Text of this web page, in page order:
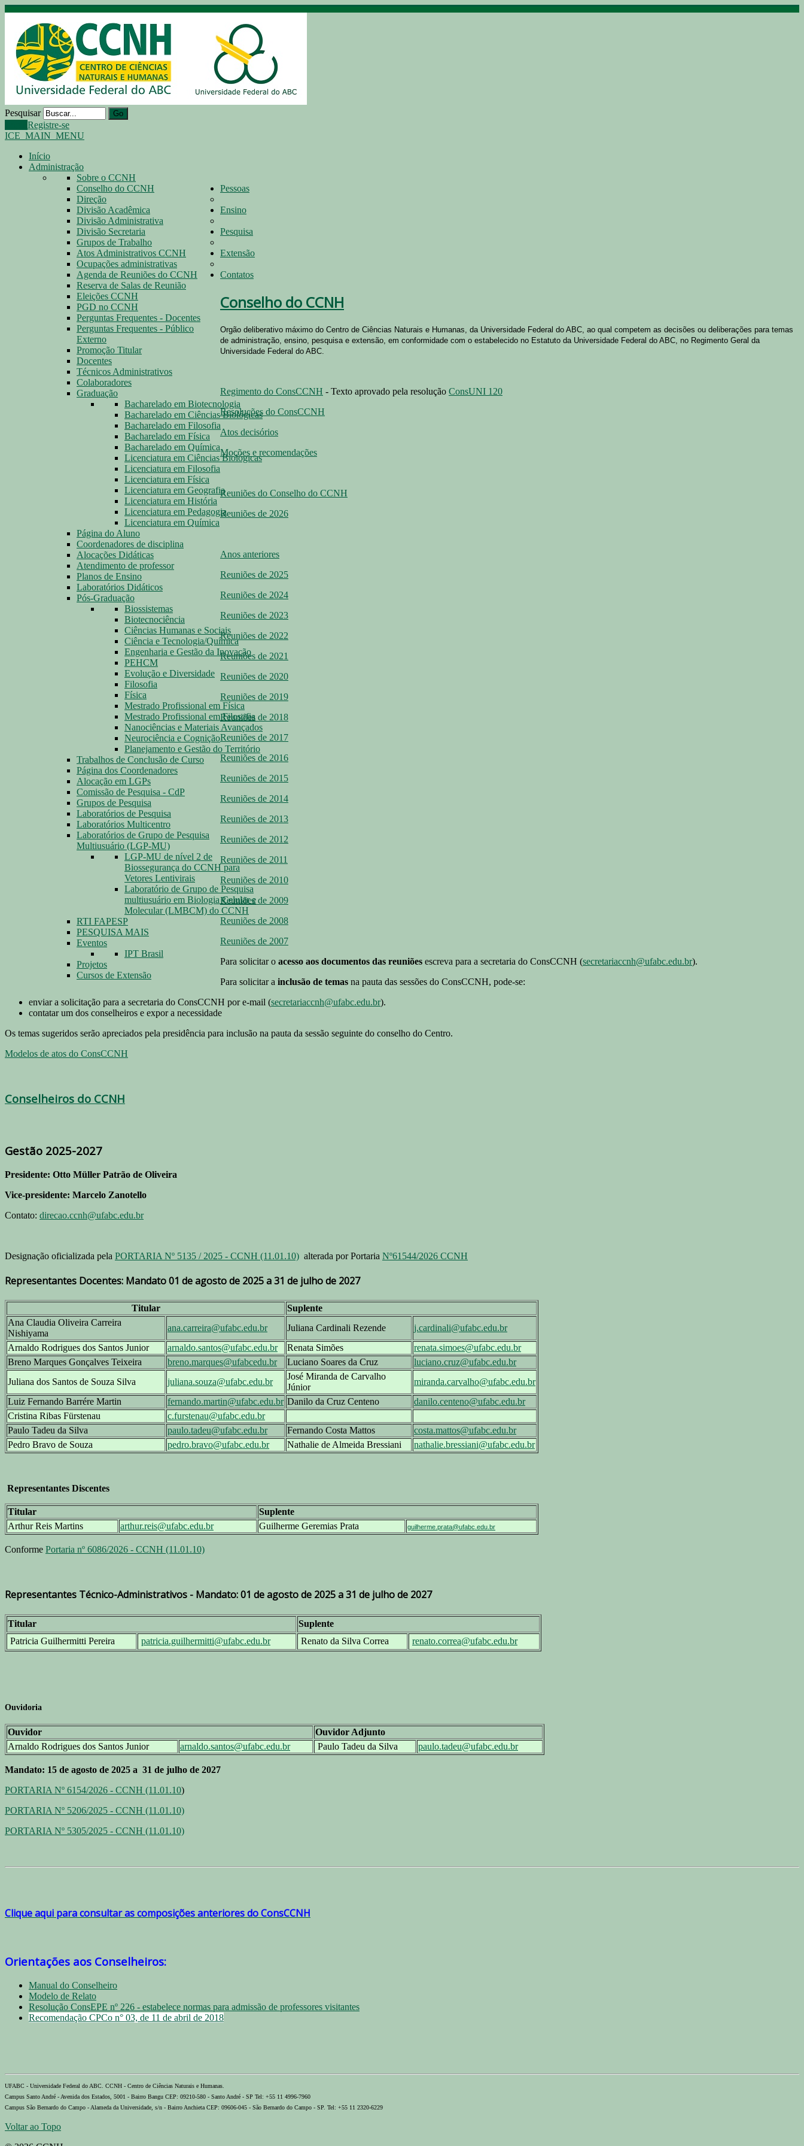
Pesquisar Go
Registre-se
ICE_MAIN_MENU
Início
Administração
Sobre o CCNH
Conselho do CCNH
Direção
Divisão Acadêmica
Divisão Administrativa
Divisão Secretaria
Grupos de Trabalho
Atos Administrativos CCNH
Ocupações administrativas
Agenda de Reuniões do CCNH
Reserva de Salas de Reunião
Eleições CCNH
PGD no CCNH
Perguntas Frequentes - Docentes
Perguntas Frequentes - Público
Externo
Promoção Titular
Pessoas
Docentes
Técnicos Administrativos
Colaboradores
Ensino
Graduação
Bacharelado em Biotecnologia
Bacharelado em Ciências Biológicas
Bacharelado em Filosofia
Bacharelado em Física
Bacharelado em Química
Licenciatura em Ciências Biológicas
Licenciatura em Filosofia
Licenciatura em Física
Licenciatura em Geografia
Licenciatura em História
Licenciatura em Pedagogia
Licenciatura em Química
Página do Aluno
Coordenadores de disciplina
Alocações Didáticas
Atendimento de professor
Planos de Ensino
Laboratórios Didáticos
Pós-Graduação
Biossistemas
Biotecnociência
Ciências Humanas e Sociais
Ciência e Tecnologia/Química
Engenharia e Gestão da Inovação
PEHCM
Evolução e Diversidade
Filosofia
Física
Mestrado Profissional em Física
Mestrado Profissional em Filosofia
Nanociências e Materiais Avançados
Neurociência e Cognição
Planejamento e Gestão do Território
Trabalhos de Conclusão de Curso
Página dos Coordenadores
Pesquisa
Alocação em LGPs
Comissão de Pesquisa - CdP
Grupos de Pesquisa
Laboratórios de Pesquisa
Laboratórios Multicentro
Laboratórios de Grupo de Pesquisa
Multiusuário (LGP-MU)
LGP-MU de nível 2 de
Biossegurança do CCNH para
Vetores Lentivirais
Laboratório de Grupo de Pesquisa
multiusuário em Biologia Celular e
Molecular (LMBCM) do CCNH
RTI FAPESP
PESQUISA MAIS
Extensão
Eventos
IPT Brasil
Projetos
Cursos de Extensão
Contatos
Conselho do CCNH
Orgão deliberativo máximo do Centro de Ciências Naturais e Humanas, da Universidade Federal do ABC, ao qual competem as decisões ou deliberações para temas
de administração, ensino, pesquisa e extensão, em conformidade com o estabelecido no Estatuto da Universidade Federal do ABC, no Regimento Geral da
Universidade Federal do ABC.
Regimento do ConsCCNH - Texto aprovado pela resolução ConsUNI 120
Resoluções do ConsCCNH
Atos decisórios
Moções e recomendações
Reuniões do Conselho do CCNH
Reuniões de 2026
Anos anteriores
Reuniões de 2025
Reuniões de 2024
Reuniões de 2023
Reuniões de 2022
Reuniões de 2021
Reuniões de 2020
Reuniões de 2019
Reuniões de 2018
Reuniões de 2017
Reuniões de 2016
Reuniões de 2015
Reuniões de 2014
Reuniões de 2013
Reuniões de 2012
Reuniões de 2011
Reuniões de 2010
Reuniões de 2009
Reuniões de 2008
Reuniões de 2007
Para solicitar o acesso aos documentos das reuniões escreva para a secretaria do ConsCCNH (secretariaccnh@ufabc.edu.br).
Para solicitar a inclusão de temas na pauta das sessões do ConsCCNH, pode-se:
enviar a solicitação para a secretaria do ConsCCNH por e-mail (secretariaccnh@ufabc.edu.br).
contatar um dos conselheiros e expor a necessidade
Os temas sugeridos serão apreciados pela presidência para inclusão na pauta da sessão seguinte do conselho do Centro.
Modelos de atos do ConsCCNH
Conselheiros do CCNH
Gestão 2025-2027
Presidente: Otto Müller Patrão de Oliveira
Vice-presidente: Marcelo Zanotello
Contato: direcao.ccnh@ufabc.edu.br
Designação oficializada pela PORTARIA Nº 5135 / 2025 - CCNH (11.01.10) alterada por Portaria Nº61544/2026 CCNH
Representantes Docentes: Mandato 01 de agosto de 2025 a 31 de julho de 2027
Titular
Suplente
Ana Claudia Oliveira Carreira
Nishiyama
ana.carreira@ufabc.edu.br Juliana Cardinali Rezende
j.cardinali@ufabc.edu.br
Arnaldo Rodrigues dos Santos Junior
arnaldo.santos@ufabc.edu.br Renata Simões
renata.simoes@ufabc.edu.br
Breno Marques Gonçalves Teixeira
breno.marques@ufabcedu.br Luciano Soares da Cruz
luciano.cruz@ufabc.edu.br
Juliana dos Santos de Souza Silva
juliana.souza@ufabc.edu.br
José Miranda de Carvalho
Júnior
miranda.carvalho@ufabc.edu.br
Luiz Fernando Barrére Martin
fernando.martin@ufabc.edu.br Danilo da Cruz Centeno
danilo.centeno@ufabc.edu.br
Cristina Ribas Fürstenau
c.furstenau@ufabc.edu.br
Paulo Tadeu da Silva
paulo.tadeu@ufabc.edu.br Fernando Costa Mattos
costa.mattos@ufabc.edu.br
Pedro Bravo de Souza
pedro.bravo@ufabc.edu.br Nathalie de Almeida Bressiani nathalie.bressiani@ufabc.edu.br
Representantes Discentes
Titular
Suplente
Arthur Reis Martins
arthur.reis@ufabc.edu.br Guilherme Geremias Prata guilherme.prata@ufabc.edu.br
Conforme Portaria nº 6086/2026 - CCNH (11.01.10)
Representantes Técnico-Administrativos - Mandato: 01 de agosto de 2025 a 31 de julho de 2027
Titular
Suplente
Patricia Guilhermitti Pereira
patricia.guilhermitti@ufabc.edu.br Renato da Silva Correa renato.correa@ufabc.edu.br
Ouvidoria
Ouvidor
Ouvidor Adjunto
Arnaldo Rodrigues dos Santos Junior
arnaldo.santos@ufabc.edu.br Paulo Tadeu da Silva paulo.tadeu@ufabc.edu.br
Mandato: 15 de agosto de 2025 a 31 de julho de 2027
PORTARIA Nº 6154/2026 - CCNH (11.01.10)
PORTARIA Nº 5206/2025 - CCNH (11.01.10)
PORTARIA Nº 5305/2025 - CCNH (11.01.10)
Clique aqui para consultar as composições anteriores do ConsCCNH
Orientações aos Conselheiros:
Manual do Conselheiro
Modelo de Relato
Resolução ConsEPE nº 226 - estabelece normas para admissão de professores visitantes
Recomendação CPCo n° 03, de 11 de abril de 2018
UFABC - Universidade Federal do ABC. CCNH - Centro de Ciências Naturais e Humanas.
Campus Santo André - Avenida dos Estados, 5001 - Bairro Bangu CEP: 09210-580 - Santo André - SP Tel: +55 11 4996-7960
Campus São Bernardo do Campo - Alameda da Universidade, s/n - Bairro Anchieta CEP: 09606-045 - São Bernardo do Campo - SP. Tel: +55 11 2320-6229
Voltar ao Topo